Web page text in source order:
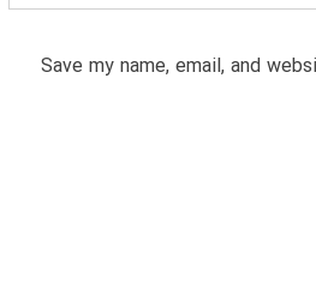
Save my name, email, and